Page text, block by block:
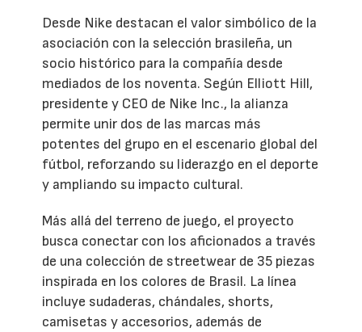
Desde Nike destacan el valor simbólico de la
asociación con la selección brasileña, un
socio histórico para la compañía desde
mediados de los noventa. Según Elliott Hill,
presidente y CEO de Nike Inc., la alianza
permite unir dos de las marcas más
potentes del grupo en el escenario global del
fútbol, reforzando su liderazgo en el deporte
y ampliando su impacto cultural.
Más allá del terreno de juego, el proyecto
busca conectar con los aficionados a través
de una colección de streetwear de 35 piezas
inspirada en los colores de Brasil. La línea
incluye sudaderas, chándales, shorts,
camisetas y accesorios, además de